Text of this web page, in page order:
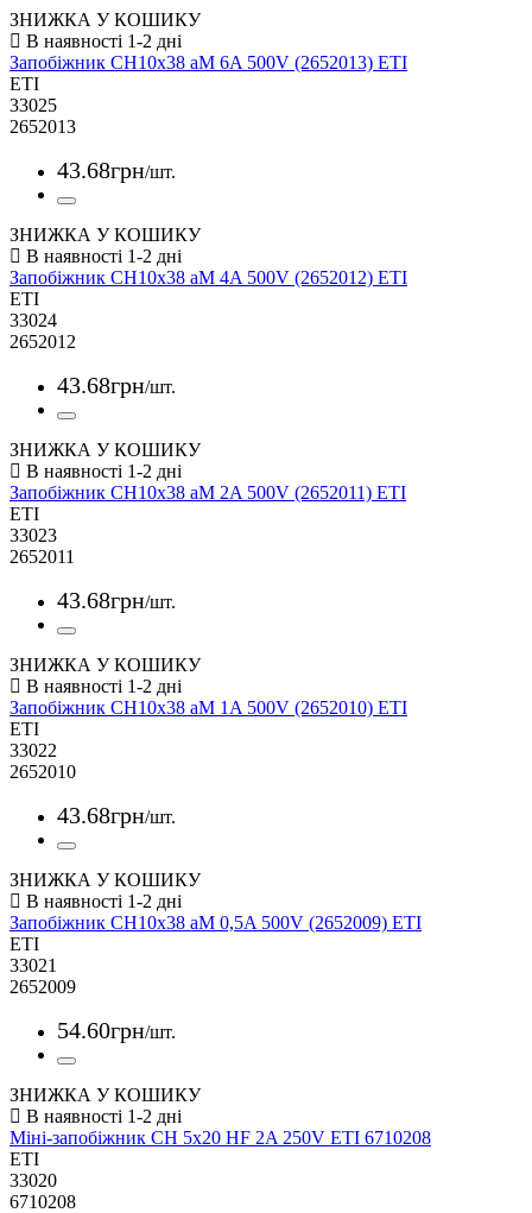
ЗНИЖКА У КОШИКУ
Запобіжник CH10x38 aM 6A 500V (2652013) ETI
ETI
33025
2652013
43.68грн/шт.
ЗНИЖКА У КОШИКУ
Запобіжник CH10x38 aM 4A 500V (2652012) ETI
ETI
33024
2652012
43.68грн/шт.
ЗНИЖКА У КОШИКУ
Запобіжник CH10x38 aM 2A 500V (2652011) ETI
ETI
33023
2652011
43.68грн/шт.
ЗНИЖКА У КОШИКУ
Запобіжник CH10x38 aM 1A 500V (2652010) ETI
ETI
33022
2652010
43.68грн/шт.
ЗНИЖКА У КОШИКУ
Запобіжник CH10x38 aM 0,5A 500V (2652009) ETI
ETI
33021
2652009
54.60грн/шт.
ЗНИЖКА У КОШИКУ
Міні-запобіжник CH 5x20 HF 2A 250V ETI 6710208
ETI
33020
6710208